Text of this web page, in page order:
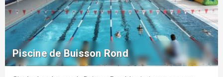
Médiathèque Jean-Jacques Rousseau
Réalisée par Aurelio Galfetti en 1992, elle met à disposition du
public livres, magazines, journaux, cd, dvd... ainsi qu'un atelier
multimédia et un service pour les malvoyants. Elle possède
aussi un fond patrimonial important (manuscrits enluminés).
Piscine de Buisson Rond